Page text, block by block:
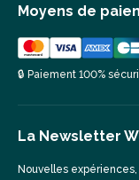
Moyens de
🔒 Paiement 100%
La Newsletter
Nouvelles